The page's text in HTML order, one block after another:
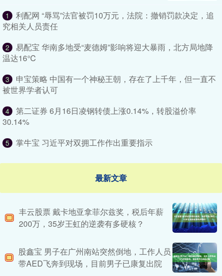
1
利配网 “辱骂”法官被罚10万元，法院：撤销罚款决定，追
究相关人员责任
2
易配宝 华南多地受“麦德姆”影响将迎大暴雨，北方局地降
温达16℃
3
申宝策略 中国有一个神秘王朝，存在了上千年，但一直不
被世界学者认可
4
第二证券 6月16日凌钢转债上涨0.14%，转股溢价率
30.14%
5 掌牛宝 习近平对双拥工作作出重要指示
最新文章
丰云股票 戴卡地亚拿菲尔兹奖，税后年薪
200万，35岁王虹的逆袭有多硬核？
股鑫宝 男子在广州南站突然倒地，工作人员
带AED飞奔到现场，目前男子已康复出院